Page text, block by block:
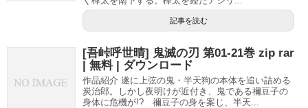
記事を読む
[吾峠呼世晴] 鬼滅の刃 第01-21巻 zip rar
| 無料 | ダウンロード
作品紹介 遂に上弦の鬼・半天狗の本体を追い詰める
炭治郎。しかし夜明けが近付き、鬼である禰豆子の
身体に危機が!? 禰豆子の身を案じ、半天...